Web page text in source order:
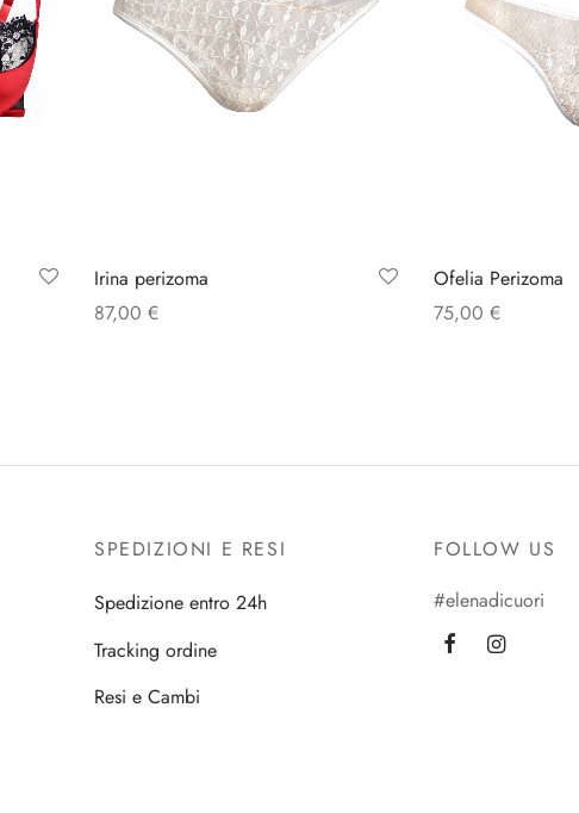
Irina perizoma
87,00 €
Ofelia Perizoma
75,00 €
SPEDIZIONI E RESI
Spedizione entro 24h
Tracking ordine
Resi e Cambi
FOLLOW US
#elenadicuori